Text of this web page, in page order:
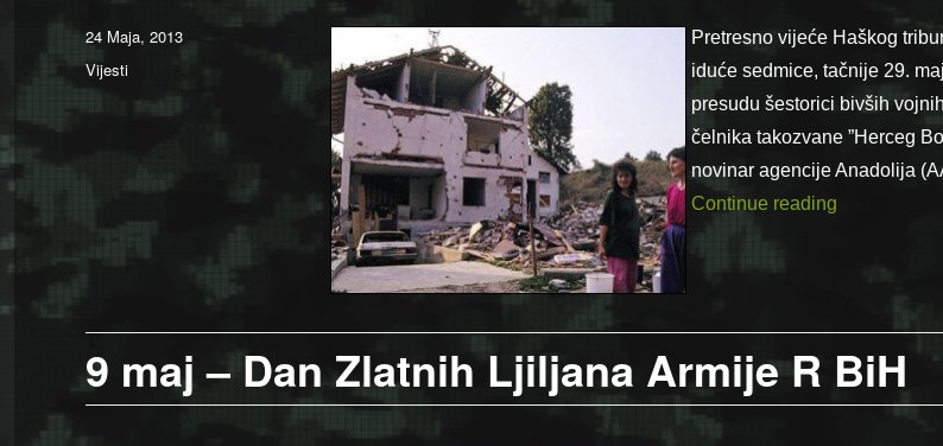
Pretresno vijeće Haškog
iduće sedmice, tačnije 29.
presudu šestorici bivših
čelnika takozvane ”Herceg
novinar agencije Anadolija
Continue reading“Hoće li
Posted
on
24 Maja, 2013
Categories
Vijesti
9 maj – Dan Zlatnih Ljiljana Armije R BiH